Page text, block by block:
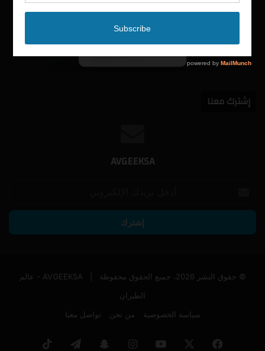
إشترك معنا
AVGEEKSA
الإلكتروني
© حقوق النشر 2026، جميع الحقوق محفوظة |
AVGEEKSA - عالم
الطيران
سياسة الخصوصية
من نحن تواصل معنا
فيسبوك ‫YouTubeانستقرامسناب تيلقرام